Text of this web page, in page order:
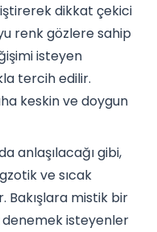
dikkat çekici
renk gözlere sahip
isteyen
tercih edilir.
keskin ve doygun
anlaşılacağı gibi,
ve sıcak
Bakışlara mistik bir
isteyenler